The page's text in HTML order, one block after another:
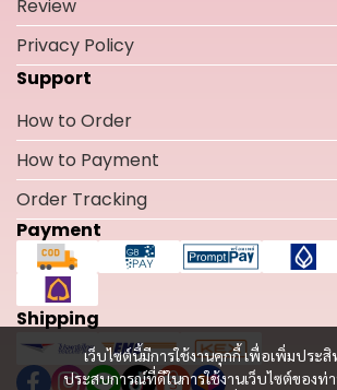
เว็บไซต์นี้มีการใช้งานคุกกี้ เพื่อเพิ่มประ
ประสบการณ์ที่ดีในการใช้งานเว็บไซต์ของท่
Review
Privacy Policy
Support
How to Order
How to Payment
Order Tracking
Payment
Shipping